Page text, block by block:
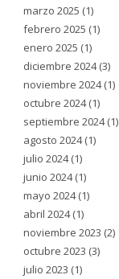
marzo 2025 (1)
febrero 2025 (1)
enero 2025 (1)
diciembre 2024(3)
noviembre 2024(1)
octubre 2024(1)
septiembre 2024(1)
agosto 2024(1)
julio 2024(1)
junio 2024(1)
mayo 2024(1)
abril 2024(1)
noviembre 2023 (2)
octubre 2023 (3)
julio 2023 (1)